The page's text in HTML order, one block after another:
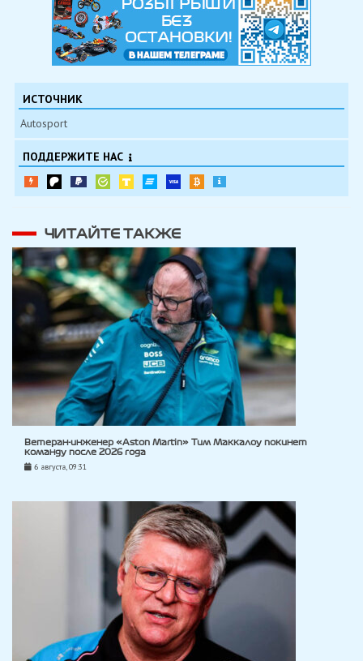
ИСТОЧНИК
Autosport
ПОДДЕРЖИТЕ НАС
ЧИТАЙТЕ ТАКЖЕ
Ветеран-инженер «Aston Martin» Тим Маккалоу покинет
команду после 2026 года
6 августа, 09:31